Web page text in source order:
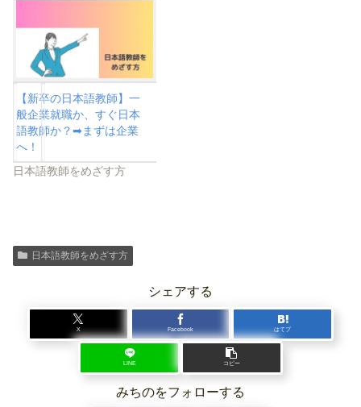
【新卒の日本語教師】一
般企業就職か、すぐ日本
語教師か？➡まずは企業
へ！
日本語教師をめざす方
日本語教師をめざす方
シェアする
X Facebook はてブ
LINE コピー
みちのをフォローする